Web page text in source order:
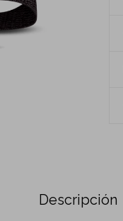
Descripción